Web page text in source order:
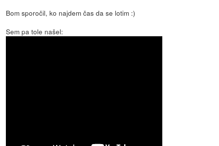
Bom sporočil, ko najdem čas da se lotim :)
Sem pa tole našel: